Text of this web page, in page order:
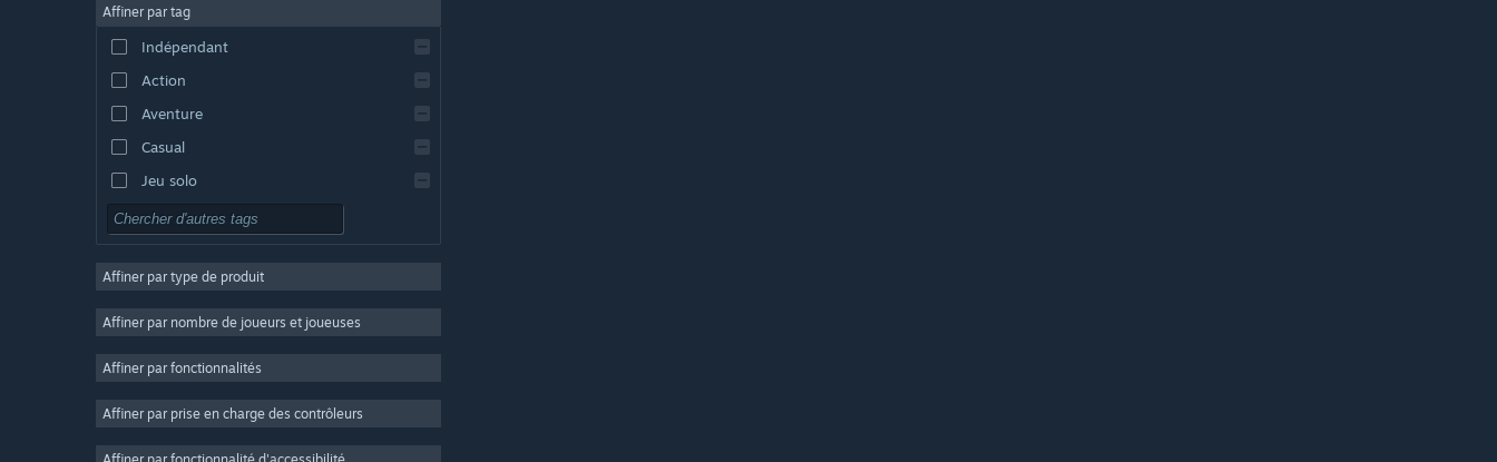
Anglais
Espagnol - Espagne
Espagnol - Amérique latine
Affiner par tag
Indépendant
Action
Aventure
Casual
Jeu solo
Simulation
Stratégie
3D
Free-to-play
Affiner par type de produit
Affiner par nombre de joueurs et joueuses
Affiner par fonctionnalités
Affiner par prise en charge des contrôleurs